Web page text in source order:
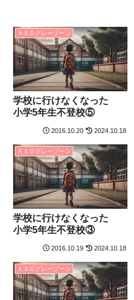
ＡＳＤグレーゾーン
学校に行けなくなった
小学5年生不登校⑤
2016.10.20 2024.10.18
ＡＳＤグレーゾーン
学校に行けなくなった
小学5年生不登校③
2016.10.19 2024.10.18
ＡＳＤグレーゾーン